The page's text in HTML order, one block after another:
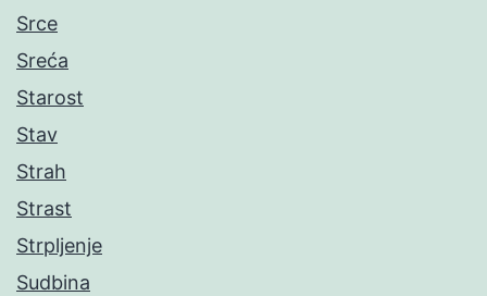
Srce
Sreća
Starost
Stav
Strah
Strast
Strpljenje
Sudbina